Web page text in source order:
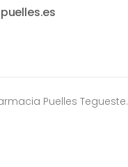
Puelles Tegueste.